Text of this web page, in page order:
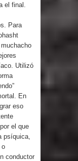
el final.
Para
Utilizó
En
eso
el que
psíquica,
o
conductor